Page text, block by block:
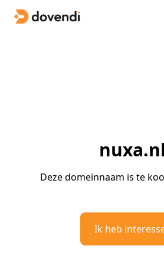
nuxa.nl
Deze domeinnaam is te
Ik heb